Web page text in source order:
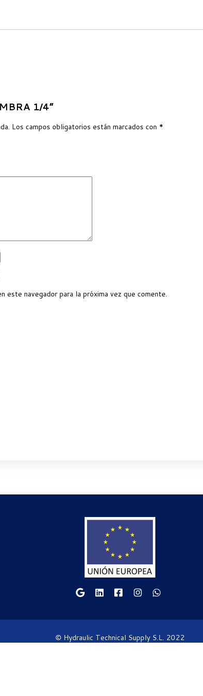
1/4”
Los campos obligatorios están marcados con *
este navegador para la próxima vez que comente.
© Hydraulic Technical Supply S.L. 2022